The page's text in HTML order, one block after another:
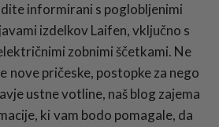
informirani s poglobljenimi
izdelkov Laifen, vključno s
zobnimi ščetkami. Ne
nove pričeske, postopke za nego
ustne votline, naš blog zajema
ki vam bodo pomagale, da